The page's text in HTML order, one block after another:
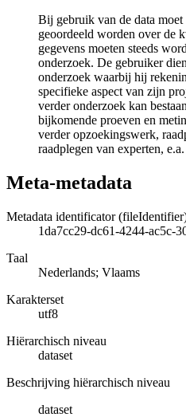
Bij gebruik van de data
geoordeeld worden over de
gegevens moeten steeds
onderzoek. De gebruiker
onderzoek waarbij hij
specifieke aspect van zijn
verder onderzoek kan
bijkomende proeven en
verder opzoekingswerk,
raadplegen van experten, e.a.
Meta-metadata
Metadata identificator
1da7cc29-dc61-4244-ac5c-
Taal
Nederlands; Vlaams
Karakterset
utf8
Hiërarchisch niveau
dataset
Beschrijving hiërarchisch niveau
dataset